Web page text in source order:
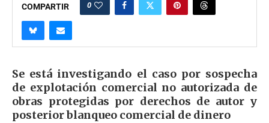
COMPARTIR 0
Se está investigando el caso por sospecha
de explotación comercial no autorizada de
obras protegidas por derechos de autor y
posterior blanqueo comercial de dinero